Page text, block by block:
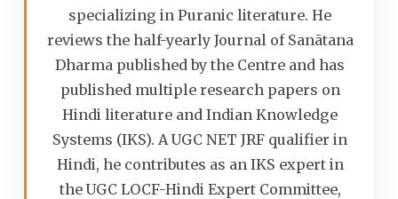
specializing in Puranic literature. He
reviews the half-yearly Journal of Sanātana
Dharma published by the Centre and has
published multiple research papers on
Hindi literature and Indian Knowledge
Systems (IKS). A UGC NET JRF qualifier in
Hindi, he contributes as an IKS expert in
the UGC LOCF-Hindi Expert Committee,